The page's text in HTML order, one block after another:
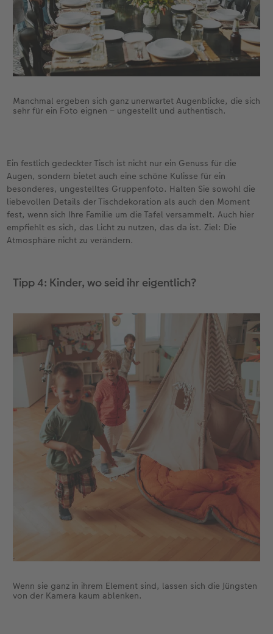
Manchmal ergeben sich ganz unerwartet Augenblicke, die sich
sehr für ein Foto eignen – ungestellt und authentisch.
Ein festlich gedeckter Tisch ist nicht nur ein Genuss für die
Augen, sondern bietet auch eine schöne Kulisse für ein
besonderes, ungestelltes Gruppenfoto. Halten Sie sowohl die
liebevollen Details der Tischdekoration als auch den Moment
fest, wenn sich Ihre Familie um die Tafel versammelt. Auch hier
empfiehlt es sich, das Licht zu nutzen, das da ist. Ziel: Die
Atmosphäre nicht zu verändern.
Tipp 4: Kinder, wo seid ihr eigentlich?
Wenn sie ganz in ihrem Element sind, lassen sich die Jüngsten
von der Kamera kaum ablenken.